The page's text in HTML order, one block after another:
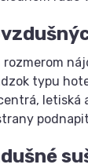
rozmerom
typu